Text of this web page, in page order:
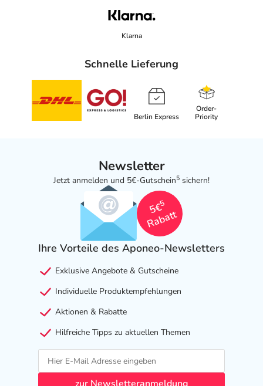
Klarna
Schnelle Lieferung
Berlin Express
Order-
Priority
Newsletter
Jetzt anmelden und 5€-Gutschein5 sichern!
5€
5
Rabatt
Ihre Vorteile des Aponeo-Newsletters
Exklusive Angebote & Gutscheine
Individuelle Produktempfehlungen
Aktionen & Rabatte
Hilfreiche Tipps zu aktuellen Themen